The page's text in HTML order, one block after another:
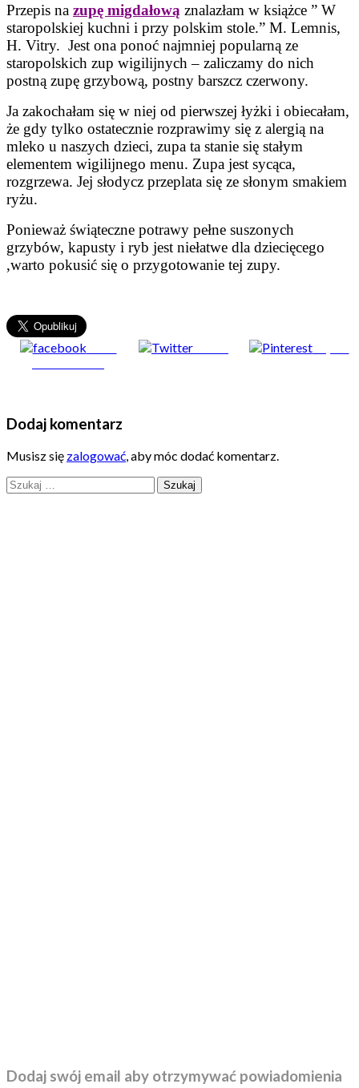
Przepis na zupę migdałową znalazłam w książce ” W
staropolskiej kuchni i przy polskim stole.” M. Lemnis,
H. Vitry. Jest ona ponoć najmniej popularną ze
staropolskich zup wigilijnych – zaliczamy do nich
postną zupę grzybową, postny barszcz czerwony.
Ja zakochałam się w niej od pierwszej łyżki i obiecałam,
że gdy tylko ostatecznie rozprawimy się z alergią na
mleko u naszych dzieci, zupa ta stanie się stałym
elementem wigilijnego menu. Zupa jest sycąca,
rozgrzewa. Jej słodycz przeplata się ze słonym smakiem
ryżu.
Ponieważ świąteczne potrawy pełne suszonych
grzybów, kapusty i ryb jest niełatwe dla dziecięcego
,warto pokusić się o przygotowanie tej zupy.
Zapisz
Dodaj komentarz
Musisz się zalogować, aby móc dodać komentarz.
Szukaj:
Dodaj swój email aby otrzymywać powiadomienia